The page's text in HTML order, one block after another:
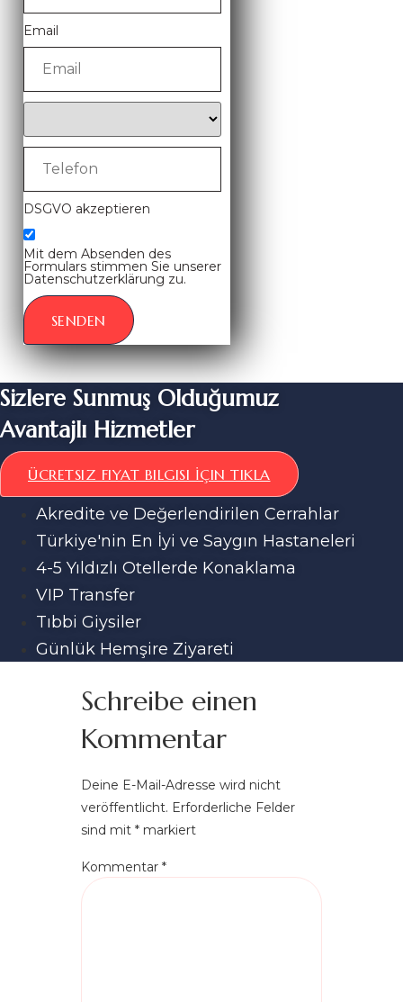
Email
DSGVO akzeptieren
Mit dem Absenden des
Formulars stimmen Sie unserer
Datenschutzerklärung zu.
SENDEN
Sizlere Sunmuş Olduğumuz
Avantajlı Hizmetler
ÜCRETSIZ FIYAT BILGISI İÇIN TIKLA
Akredite ve Değerlendirilen Cerrahlar
Türkiye'nin En İyi ve Saygın Hastaneleri
4-5 Yıldızlı Otellerde Konaklama
VIP Transfer
Tıbbi Giysiler
Günlük Hemşire Ziyareti
Schreibe einen
Kommentar
Deine E-Mail-Adresse wird nicht
veröffentlicht. Erforderliche Felder
sind mit *markiert
Kommentar *